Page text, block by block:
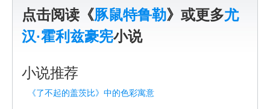
点击阅读《豚鼠特鲁勒》或更多尤
汉·霍利兹豪宪小说
小说推荐
《了不起的盖茨比》中的色彩寓意